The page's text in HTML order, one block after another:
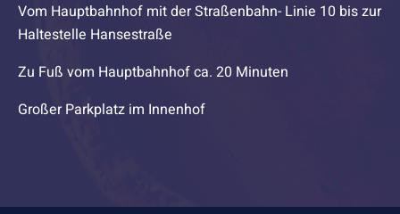
Vom Hauptbahnhof mit der Straßenbahn- Linie 10 bis zur
Haltestelle Hansestraße
Zu Fuß vom Hauptbahnhof ca. 20 Minuten
Großer Parkplatz im Innenhof